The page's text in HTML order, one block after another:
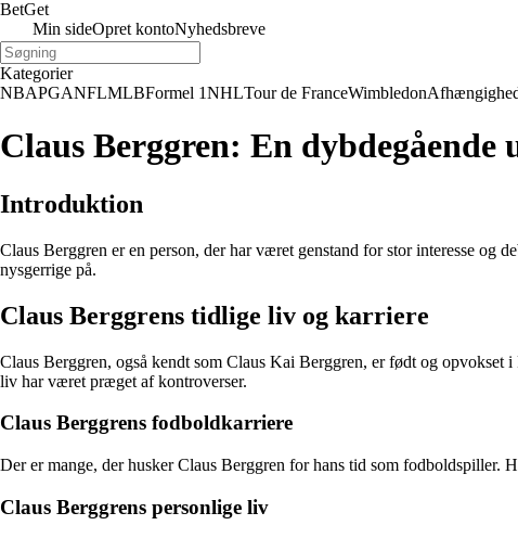
BetGet
Min sideOpret kontoNyhedsbreve
Kategorier
NBAPGANFLMLBFormel 1NHLTour de FranceWimbledon
Claus Berggren: En dybdegående
Introduktion
Claus Berggren er en person, der har været genstand for stor interesse og
nysgerrige på.
Claus Berggrens tidlige liv og karriere
Claus Berggren, også kendt som Claus Kai Berggren, er født og
liv har været præget af kontroverser.
Claus Berggrens fodboldkarriere
Der er mange, der husker Claus Berggren for hans tid som fodboldspiller.
Claus Berggrens personlige liv